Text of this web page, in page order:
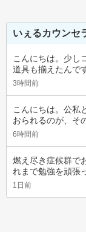
いぇるカウンセ
こんにちは。少し
道具も揃えたんで
3時間前
こんにちは。公私
おられるのが、そ
6時間前
燃え尽き症候群で
れまで勉強を頑張
1日前